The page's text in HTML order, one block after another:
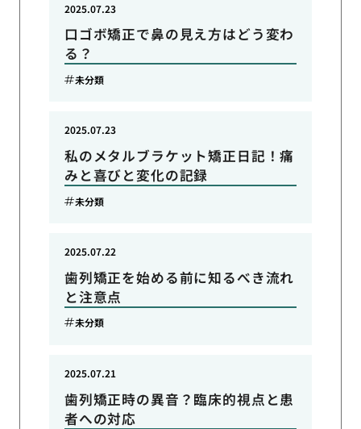
口ゴボ矯正で鼻の見え方はどう変わ
る？
2025.07.23
未分類
私のメタルブラケット矯正日記！痛
みと喜びと変化の記録
2025.07.23
未分類
歯列矯正を始める前に知るべき流れ
と注意点
2025.07.22
未分類
歯列矯正時の異音？臨床的視点と患
者への対応
2025.07.21